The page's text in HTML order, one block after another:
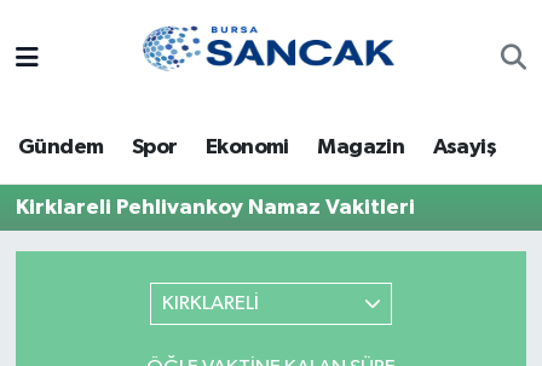
Gündem Spor Ekonomi Magazin Asayiş
Kirklareli Pehlivankoy Namaz Vakitleri
KIRKLARELİ
Bursa
Dünya
Trafik Durumu
Süper Lig Puan Durumu ve Fikstür